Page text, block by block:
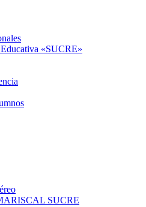
«SUCRE»
SUCRE